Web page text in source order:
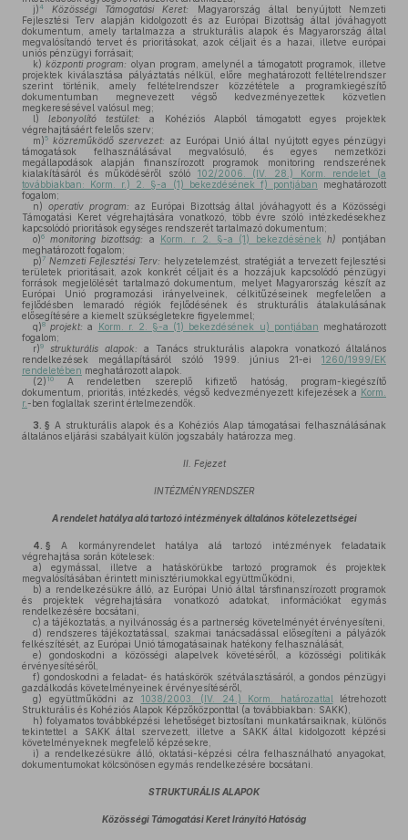
j)4 Közösségi Támogatási Keret:
Magyarország által benyújtott Nemzeti
Fejlesztési Terv alapján kidolgozott és az Európai Bizottság által jóváhagyott
dokumentum, amely tartalmazza a strukturális alapok és Magyarország által
megvalósítandó tervet és prioritásokat, azok céljait és a hazai, illetve európai
uniós pénzügyi forrásait;
k) központi program: olyan program, amelynél a támogatott programok, illetve
projektek kiválasztása pályáztatás nélkül, előre meghatározott feltételrendszer
szerint történik, amely feltételrendszer közzététele a programkiegészítő
dokumentumban megnevezett végső kedvezményezettek közvetlen
megkeresésével valósul meg;
l)
lebonyolító testület:
a Kohéziós Alapból támogatott egyes projektek
végrehajtásáért felelős szerv;
m)5 közreműködő szervezet: az Európai Unió által nyújtott egyes pénzügyi
támogatások felhasználásával megvalósuló, és egyes nemzetközi
megállapodások alapján finanszírozott programok monitoring rendszerének
kialakításáról és működéséről szóló 102/2006. (IV. 28.) Korm. rendelet (a
továbbiakban: Korm. r.) 2. §-a (1) bekezdésének f) pontjában meghatározott
fogalom;
n) operatív program: az Európai Bizottság által jóváhagyott és a Közösségi
Támogatási Keret végrehajtására vonatkozó, több évre szóló intézkedésekhez
kapcsolódó prioritások egységes rendszerét tartalmazó dokumentum;
o)6 monitoring bizottság: a Korm. r. 2. §-a (1) bekezdésének h) pontjában
meghatározott fogalom;
p)7 Nemzeti Fejlesztési Terv: helyzetelemzést, stratégiát a tervezett fejlesztési
területek prioritásait, azok konkrét céljait és a hozzájuk kapcsolódó pénzügyi
források megjelölését tartalmazó dokumentum, melyet Magyarország készít az
Európai Unió programozási irányelveinek, célkitűzéseinek megfelelően a
fejlődésben lemaradó régiók fejlődésének és strukturális átalakulásának
elősegítésére a kiemelt szükségletekre figyelemmel;
q)8 projekt: a Korm. r. 2. §-a (1) bekezdésének u) pontjában meghatározott
fogalom;
r)9 strukturális alapok: a Tanács strukturális alapokra vonatkozó általános
rendelkezések megállapításáról szóló 1999. június 21-ei 1260/1999/EK
rendeletében meghatározott alapok.
(2) 10
A rendeletben szereplő kifizető hatóság, program-kiegészítő
dokumentum, prioritás, intézkedés, végső kedvezményezett kifejezések a Korm.
r.-ben foglaltak szerint értelmezendők.
3. § A strukturális alapok és a Kohéziós Alap támogatásai felhasználásának
általános eljárási szabályait külön jogszabály határozza meg.
II. Fejezet
INTÉZMÉNYRENDSZER
A rendelet hatálya alá tartozó intézmények általános kötelezettségei
4. § A kormányrendelet hatálya alá tartozó intézmények feladataik
végrehajtása során kötelesek:
a) egymással, illetve a hatáskörükbe tartozó programok és projektek
megvalósításában érintett minisztériumokkal együttműködni,
b) a rendelkezésükre álló, az Európai Unió által társfinanszírozott programok
és projektek végrehajtására vonatkozó adatokat, információkat egymás
rendelkezésére bocsátani,
c) a tájékoztatás, a nyilvánosság és a partnerség követelményét érvényesíteni,
d) rendszeres tájékoztatással, szakmai tanácsadással elősegíteni a pályázók
felkészítését, az Európai Unió támogatásainak hatékony felhasználását,
e) gondoskodni a közösségi alapelvek követéséről, a közösségi politikák
érvényesítéséről,
f) gondoskodni a feladat- és hatáskörök szétválasztásáról, a gondos pénzügyi
gazdálkodás követelményeinek érvényesítéséről,
g) együttműködni az 1038/2003. (IV. 24.) Korm. határozattal létrehozott
Strukturális és Kohéziós Alapok Képzőközponttal (a továbbiakban: SAKK),
h) folyamatos továbbképzési lehetőséget biztosítani munkatársaiknak, különös
tekintettel a SAKK által szervezett, illetve a SAKK által kidolgozott képzési
követelményeknek megfelelő képzésekre,
i) a rendelkezésükre álló, oktatási-képzési célra felhasználható anyagokat,
dokumentumokat kölcsönösen egymás rendelkezésére bocsátani.
STRUKTURÁLIS ALAPOK
Közösségi Támogatási Keret Irányító Hatóság